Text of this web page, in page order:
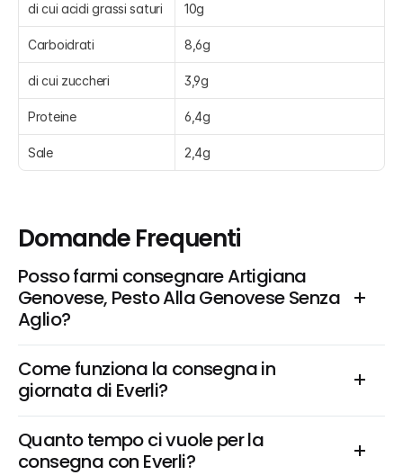
di cui acidi grassi saturi 10g
Carboidrati 8,6g
di cui zuccheri 3,9g
Proteine 6,4g
Sale 2,4g
Domande Frequenti
Posso farmi consegnare Artigiana
Genovese, Pesto Alla Genovese Senza
Aglio?
Come funziona la consegna in
giornata di Everli?
Quanto tempo ci vuole per la
consegna con Everli?